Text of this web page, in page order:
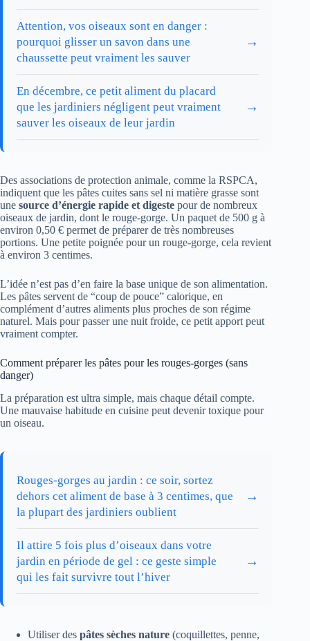
Attention, vos oiseaux sont en danger :
pourquoi glisser un savon dans une
chaussette peut vraiment les sauver
→
En décembre, ce petit aliment du placard
que les jardiniers négligent peut vraiment
sauver les oiseaux de leur jardin
→
Des associations de protection animale, comme la RSPCA,
indiquent que les pâtes cuites sans sel ni matière grasse sont
une source d’énergie rapide et digeste pour de nombreux
oiseaux de jardin, dont le rouge-gorge. Un paquet de 500 g à
environ 0,50 € permet de préparer de très nombreuses
portions. Une petite poignée pour un rouge-gorge, cela revient
à environ 3 centimes.
L’idée n’est pas d’en faire la base unique de son alimentation.
Les pâtes servent de “coup de pouce” calorique, en
complément d’autres aliments plus proches de son régime
naturel. Mais pour passer une nuit froide, ce petit apport peut
vraiment compter.
Comment préparer les pâtes pour les rouges-gorges (sans
danger)
La préparation est ultra simple, mais chaque détail compte.
Une mauvaise habitude en cuisine peut devenir toxique pour
un oiseau.
Rouges-gorges au jardin : ce soir, sortez
dehors cet aliment de base à 3 centimes, que
la plupart des jardiniers oublient
→
Il attire 5 fois plus d’oiseaux dans votre
jardin en période de gel : ce geste simple
qui les fait survivre tout l’hiver
→
Utiliser des pâtes sèches nature (coquillettes, penne,